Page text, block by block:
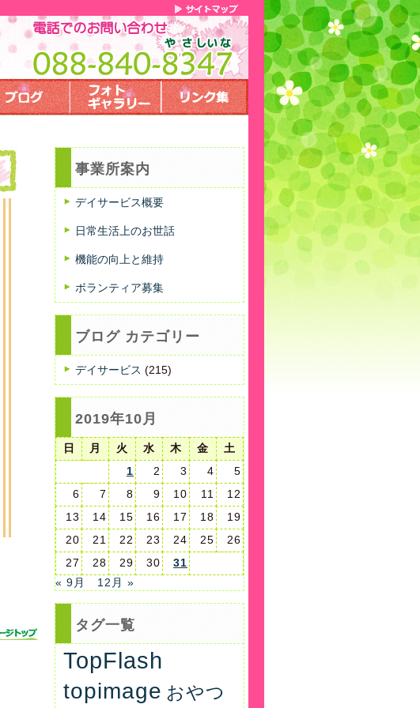
事業所案内
デイサービス概要
日常生活上のお世話
機能の向上と維持
ボランティア募集
ブログ カテゴリー
デイサービス (215)
2019年10月
日 月 火 水 木 金
土
1
2 3 4
5
6
7 8 9 10 11
12
13
14 15 16 17 18
19
20
21 22 23 24 25
26
27
28 29 30
31
« 9月
12月 »
タグ一覧
TopFlash
topimage おやつ